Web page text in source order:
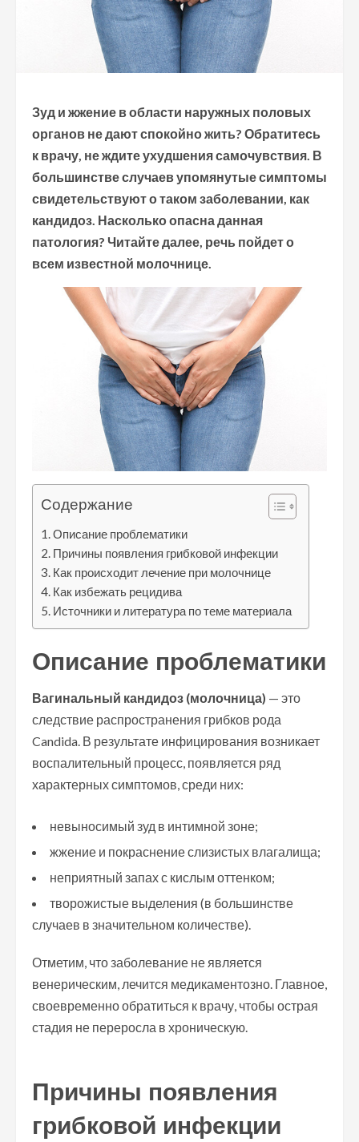
Зуд и жжение в области наружных половых
органов не дают спокойно жить? Обратитесь
к врачу, не ждите ухудшения самочувствия. В
большинстве случаев упомянутые симптомы
свидетельствуют о таком заболевании, как
кандидоз. Насколько опасна данная
патология? Читайте далее, речь пойдет о
всем известной молочнице.
Содержание
Описание проблематики
Причины появления грибковой инфекции
Как происходит лечение при молочнице
Как избежать рецидива
Источники и литература по теме материала
Описание проблематики
Вагинальный кандидоз (молочница) — это
следствие распространения грибков рода
Candida. В результате инфицирования возникает
воспалительный процесс, появляется ряд
характерных симптомов, среди них:
невыносимый зуд в интимной зоне;
жжение и покраснение слизистых влагалища;
неприятный запах с кислым оттенком;
творожистые выделения (в большинстве
случаев в значительном количестве).
Отметим, что заболевание не является
венерическим, лечится медикаментозно. Главное,
своевременно обратиться к врачу, чтобы острая
стадия не переросла в хроническую.
Причины появления
грибковой инфекции